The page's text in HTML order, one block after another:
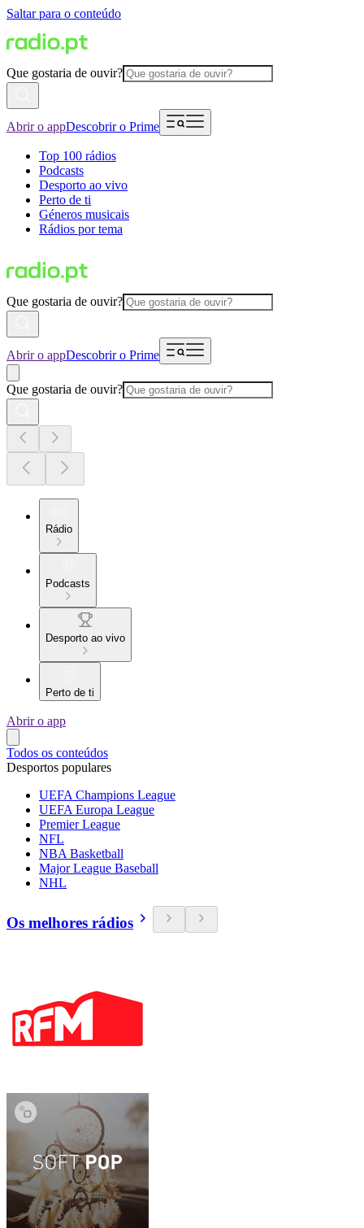
Saltar para o conteúdo
Que gostaria de ouvir?
Abrir o appDescobrir o Prime
Top 100 rádios
Podcasts
Desporto ao vivo
Perto de ti
Géneros musicais
Rádios por tema
Que gostaria de ouvir?
Abrir o appDescobrir o Prime
Que gostaria de ouvir?
Rádio
Podcasts
Desporto ao vivo
Perto de ti
Abrir o app
Todos os conteúdos
Desportos populares
UEFA Champions League
UEFA Europa League
Premier League
NFL
NBA Basketball
Major League Baseball
NHL
Os melhores rádios